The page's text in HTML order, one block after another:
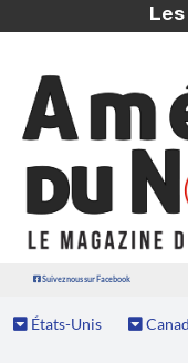
Suivez nous sur Facebook
États-Unis